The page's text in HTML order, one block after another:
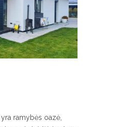
ramybės oazė,